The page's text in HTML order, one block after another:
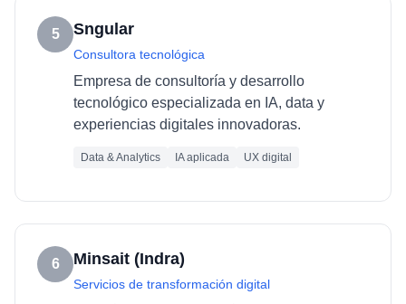
5 Sngular
Consultora tecnológica
Empresa de consultoría y desarrollo
tecnológico especializada en IA, data y
experiencias digitales innovadoras.
Data & Analytics IA aplicada UX digital
6 Minsait (Indra)
Servicios de transformación digital